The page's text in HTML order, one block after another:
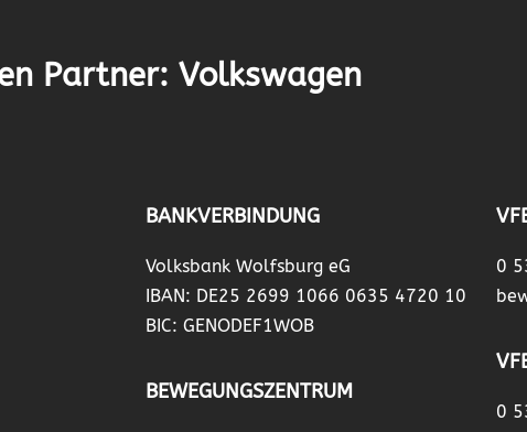
Partner: Volkswagen
BANKVERBINDUNG
Volksbank Wolfsburg eG
IBAN: DE25 2699 1066 0635 4720 10
BIC: GENODEF1WOB
BEWEGUNGSZENTRUM
0
0